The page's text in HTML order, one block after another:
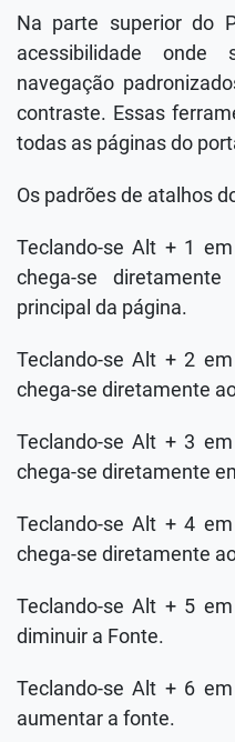
Na parte superior do
acessibilidade
navegação
contraste. Essas
todas as páginas do
Os padrões de atalhos
Teclando-se Alt + 1
chega-se
principal da página.
Teclando-se Alt + 2
chega-se diretamente
Teclando-se Alt + 3
chega-se diretamente
Teclando-se Alt + 4
chega-se diretamente
Teclando-se Alt + 5
diminuir a Fonte.
Teclando-se Alt + 6
aumentar a fonte.